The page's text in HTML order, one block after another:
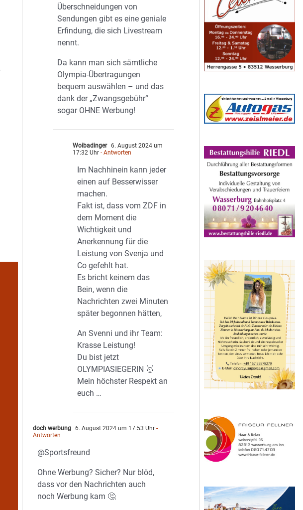
Überschneidungen von
Sendungen gibt es eine geniale
Erfindung, die sich Livestream
nennt.
Da kann man sich sämtliche
Olympia-Übertragungen
bequem auswählen – und das
dank der „Zwangsgebühr“
sogar OHNE Werbung!
Woibadinger 6. August 2024 um
17:32 Uhr - Antworten
Im Nachhinein kann jeder
einen auf Besserwisser
machen.
Fakt ist, dass vom ZDF in
dem Moment die
Wichtigkeit und
Anerkennung für die
Leistung von Svenja und
Co gefehlt hat.
Es bricht keinem das
Bein, wenn die
Nachrichten zwei Minuten
später begonnen hätten,
An Svenni und ihr Team:
Krasse Leistung!
Du bist jetzt
OLYMPIASIEGERIN 🥇
Mein höchster Respekt an
euch …
doch werbung 6. August 2024 um 17:53 Uhr -
Antworten
@Sportsfreund
Ohne Werbung? Sicher? Nur blöd,
dass vor den Nachrichten auch
noch Werbung kam 🤔